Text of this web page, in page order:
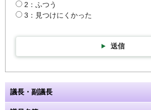
2：ふつう
3：見つけにくかった
送信
議長・副議長